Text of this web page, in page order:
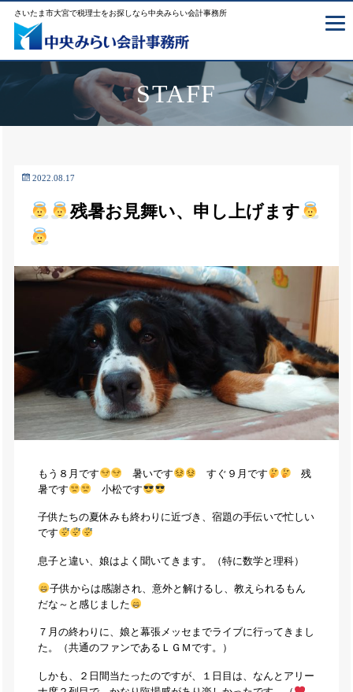
さいたま市大宮で税理士をお探しなら中央みらい会計事務所
STAFF
2022.08.17
残暑お見舞い、申し上げます
もう８月です 暑いです すぐ９月です
残
暑です
小松です
子供たちの夏休みも終わりに近づき、宿題の手伝いで忙しい
です
息子と違い、娘はよく聞いてきます。（特に数学と理科）
子供からは感謝され、意外と解けるし、教えられるもん
だな～と感じました
７月の終わりに、娘と幕張メッセまでライブに行ってきまし
た。（共通のファンであるＬＧＭです。）
しかも、２日間当たったのですが、１日目は、なんとアリー